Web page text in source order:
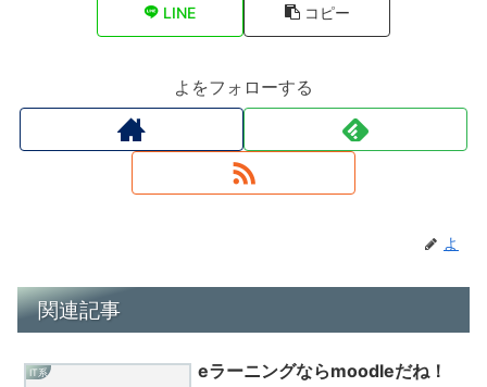
LINE コピー
よをフォローする
よ
関連記事
IT系 eラーニングならmoodleだね！